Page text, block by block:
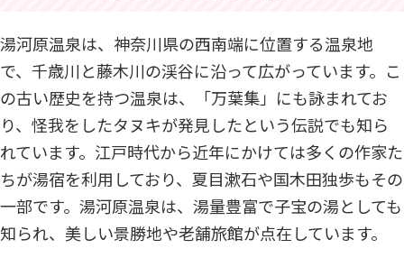
湯河原温泉は、神奈川県の西南端に位置する温泉地
で、千歳川と藤木川の渓谷に沿って広がっています。こ
の古い歴史を持つ温泉は、「万葉集」にも詠まれてお
り、怪我をしたタヌキが発見したという伝説でも知ら
れています。江戸時代から近年にかけては多くの作家た
ちが湯宿を利用しており、夏目漱石や国木田独歩もその
一部です。湯河原温泉は、湯量豊富で子宝の湯としても
知られ、美しい景勝地や老舗旅館が点在しています。